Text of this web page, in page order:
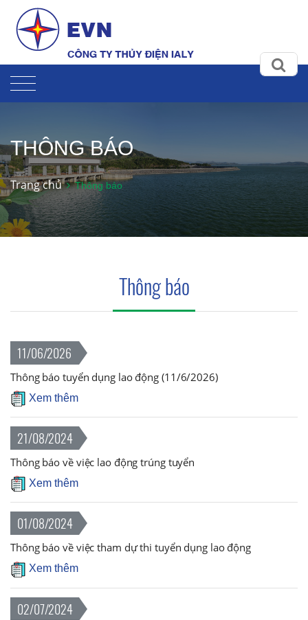
THÔNG BÁO
Trang chủ Thông báo
Thông báo
11/06/2026
Thông báo tuyển dụng lao động (11/6/2026)
Xem thêm
21/08/2024
Thông báo về việc lao động trúng tuyển
Xem thêm
01/08/2024
Thông báo về việc tham dự thi tuyển dụng lao động
Xem thêm
02/07/2024